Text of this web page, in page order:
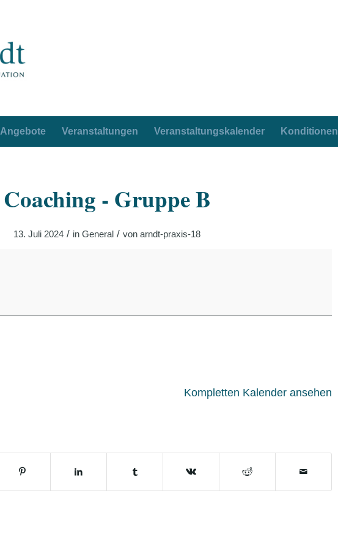
Konditionen
Veranstaltungskalender
Veranstaltungen
Angebote
Coaching - Gruppe B
13. Juli 2024 / in General / von arndt-praxis-18
Kompletten Kalender ansehen